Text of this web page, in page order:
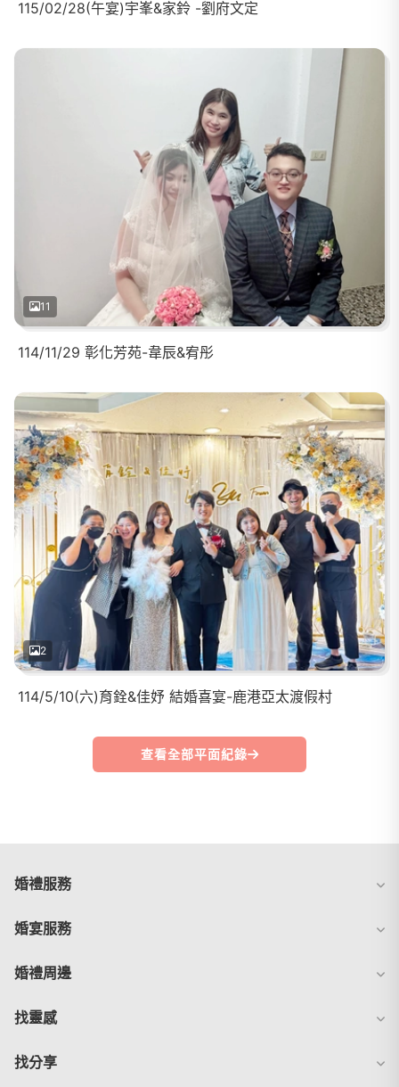
115/02/28(午宴)宇峯&家鈴 -劉府文定
11
114/11/29 彰化芳苑-韋辰&宥彤
2
114/5/10(六)育銓&佳妤 結婚喜宴-鹿港亞太渡假村
查看全部平面紀錄
婚禮服務
婚宴服務
婚禮周邊
找靈感
找分享